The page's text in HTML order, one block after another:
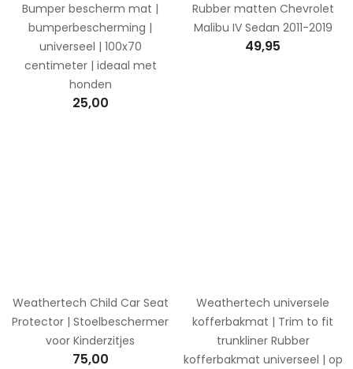
Bumper bescherm mat |
bumperbescherming |
universeel | 100x70
centimeter | ideaal met
honden
25,00
Rubber matten Chevrolet
Malibu IV Sedan 2011-2019
49,95
Weathertech Child Car Seat
Protector | Stoelbeschermer
voor Kinderzitjes
75,00
Weathertech universele
kofferbakmat | Trim to fit
trunkliner Rubber
kofferbakmat universeel | op